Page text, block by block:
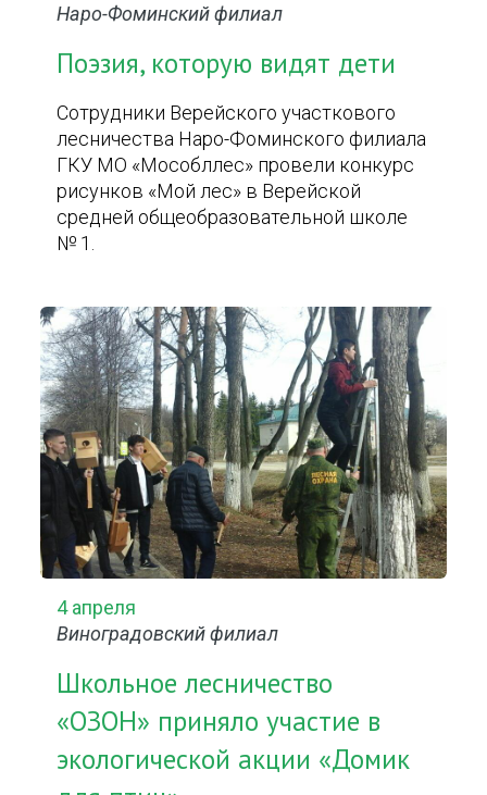
Наро-Фоминский филиал
Поэзия, которую видят дети
Сотрудники Верейского участкового
лесничества Наро-Фоминского филиала
ГКУ МО «Мособллес» провели конкурс
рисунков «Мой лес» в Верейской
средней общеобразовательной школе
№ 1.
4 апреля
Виноградовский филиал
Школьное лесничество
«ОЗОН» приняло участие в
экологической акции «Домик